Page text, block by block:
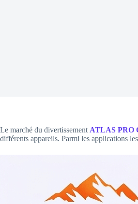
Le marché du divertissement ATLAS PRO
différents appareils. Parmi les applications